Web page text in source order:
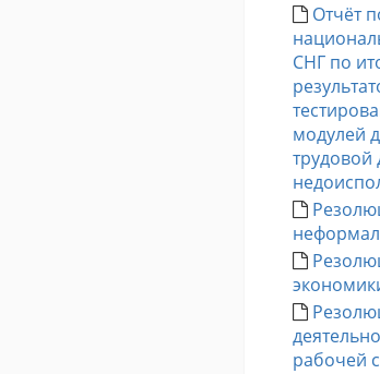
Отчёт
СНГ по
модулей
трудовой
рабочей